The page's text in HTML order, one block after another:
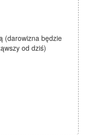
(darowizna będzie
od dziś)